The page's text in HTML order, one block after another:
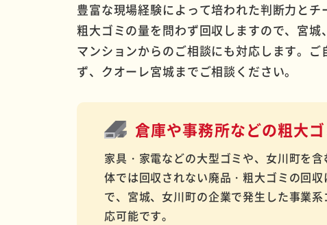
豊富な現場経験によって培われた判断力とチ
粗大ゴミの量を問わず回収しますので、宮城
マンションからのご相談にも対応します。ご
ず、クオーレ宮城までご相談ください。
倉庫や事務所などの粗大ゴ
家具・家電などの大型ゴミや、女川町を
体では回収されない廃品・粗大ゴミの回
で、宮城、女川町の企業で発生した事業
応可能です。